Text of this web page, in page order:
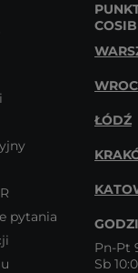
pytania
ŁÓDŹ
Pn-Pt
Sb